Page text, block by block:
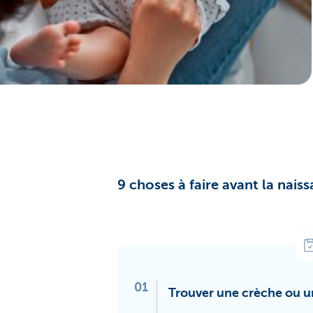
9 choses à faire avant la
01 Trouver une crèche ou